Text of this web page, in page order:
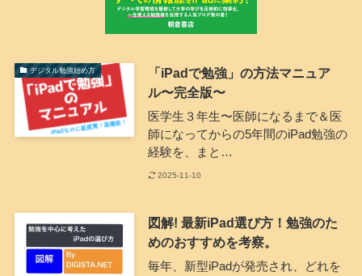
デジタル勉強始め方
「iPadで勉強」の方法マニュア
ル〜完全版〜
医学生３年生〜医師になるまで＆医
師になってからの5年間のiPad勉強の
経験を、まと…
2025-11-10
図解! 最新iPad選び方！勉強のた
めのおすすめを考察。
毎年、新型iPadが発売され、どれを